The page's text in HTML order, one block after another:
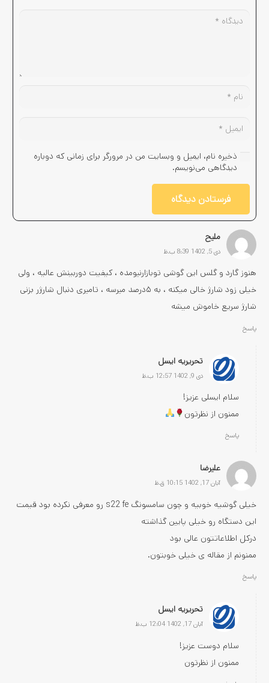
ملیح
دی 5, 1402 8:39 ب.ظ
هنوز گارد و گلس این گوشی توبازارنیومده ، کیفیت دوربینش عالیه ، ولی
خیلی زود شارژ خالی میکنه ، به ۵درصد میرسه ، تامیری دنبال شارژر بزنی
شارژ سریع خاموش میشه
پاسخ
تحریریه ایسل
دی 9, 1402 12:57 ب.ظ
سلام ایسلی عزیز!
ممنون از نظرتون
پاسخ
علیرضا
آبان 17, 1402 10:15 ق.ظ
خیلی گوشیه خوبیه و چون سامسونگ s22 fe رو معرفی نکرده بود قیمت
این دستگاه رو خیلی پایین گذاشته
درکل اطلاعاتتون عالی بود
ممنونم از مقاله ی خیلی خوبتون.
پاسخ
تحریریه ایسل
آبان 17, 1402 12:04 ب.ظ
سلام دوست عزیز!
ممنون از نظرتون
ذخیره نام، ایمیل و وبسایت من در مرورگر برای زمانی که دوباره
دیدگاهی می‌نویسم.
فرستادن دیدگاه